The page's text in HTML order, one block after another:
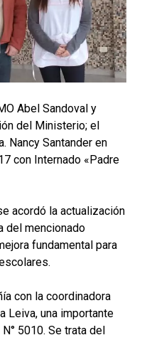
Abel Sandoval y
del Ministerio; el
Nancy Santander en
con Internado «Padre
acordó la actualización
del mencionado
fundamental para
con la coordinadora
Leiva, una importante
5010. Se trata del